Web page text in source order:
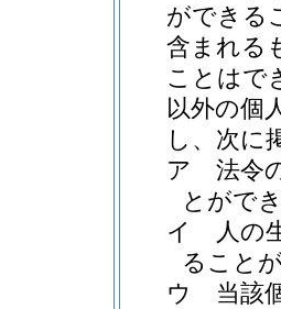
ができる
含まれる
ことはで
以外の個
し、次に
ア
法令
とがで
イ
人の
ること
ウ
当該